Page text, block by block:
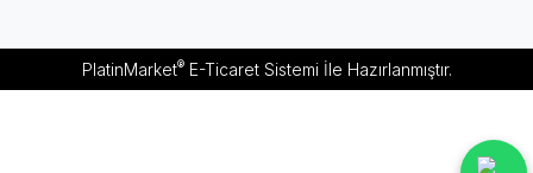
PlatinMarket®E-Ticaret Sistemiİle Hazırlanmıştır.